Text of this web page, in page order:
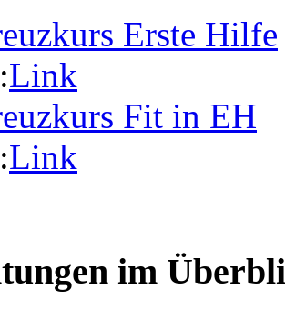
Erste Hilfe
Link
Fit in EH
Link
im